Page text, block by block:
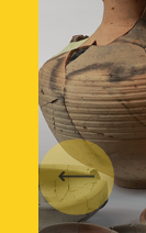
Vorige